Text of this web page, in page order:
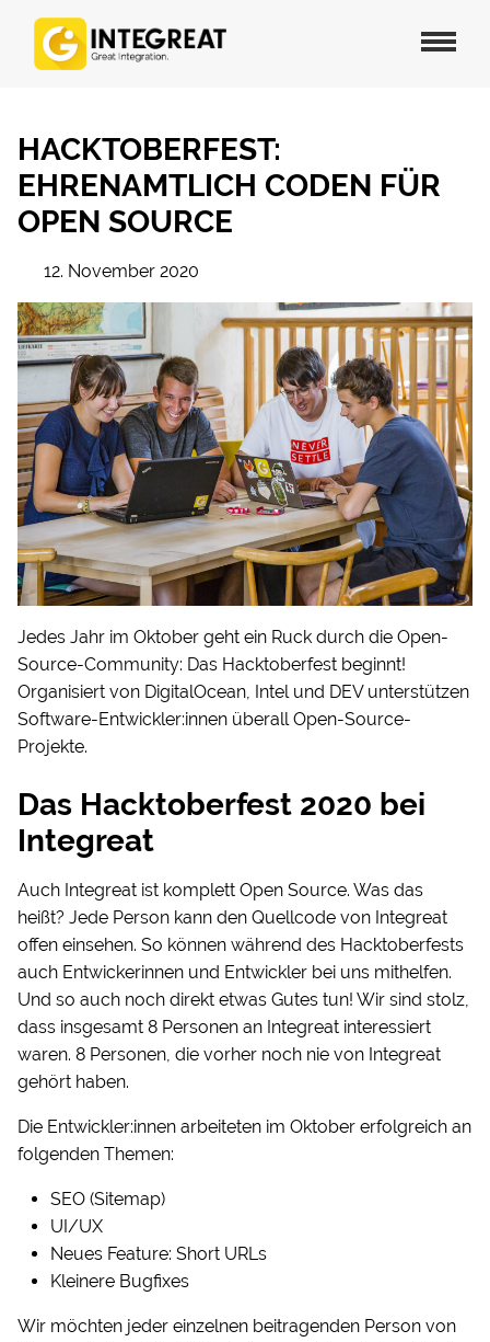
HACKTOBERFEST:
EHRENAMTLICH CODEN FÜR
OPEN SOURCE
12. November 2020
Jedes Jahr im Oktober geht ein Ruck durch die Open-
Source-Community: Das Hacktoberfest beginnt!
Organisiert von DigitalOcean, Intel und DEV unterstützen
Software-Entwickler:innen überall Open-Source-
Projekte.
Das Hacktoberfest 2020 bei
Integreat
Auch Integreat ist komplett Open Source. Was das
heißt? Jede Person kann den Quellcode von Integreat
offen einsehen. So können während des Hacktoberfests
auch Entwickerinnen und Entwickler bei uns mithelfen.
Und so auch noch direkt etwas Gutes tun! Wir sind stolz,
dass insgesamt 8 Personen an Integreat interessiert
waren. 8 Personen, die vorher noch nie von Integreat
gehört haben.
Die Entwickler:innen arbeiteten im Oktober erfolgreich an
folgenden Themen:
SEO (Sitemap)
UI/UX
Neues Feature: Short URLs
Kleinere Bugfixes
Wir möchten jeder einzelnen beitragenden Person von